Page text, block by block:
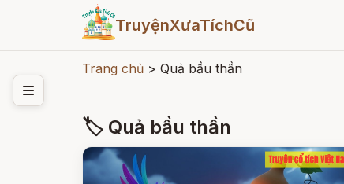
TruyệnXưaTíchCũ
Trang chủ > Quả bầu thần
🏷 Quả bầu thần